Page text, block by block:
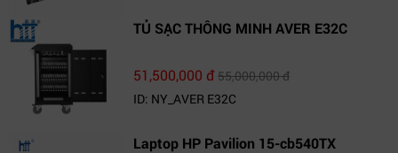
TỦ SẠC THÔNG MINH AVER E32C
51,500,000 đ55,000,000 đ
ID: NY_AVER E32C
Laptop HP Pavilion 15-cb540TX